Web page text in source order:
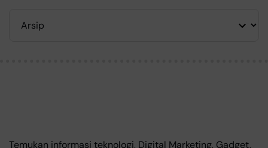
Temukan informasi teknologi, Digital Marketing, Gadget,